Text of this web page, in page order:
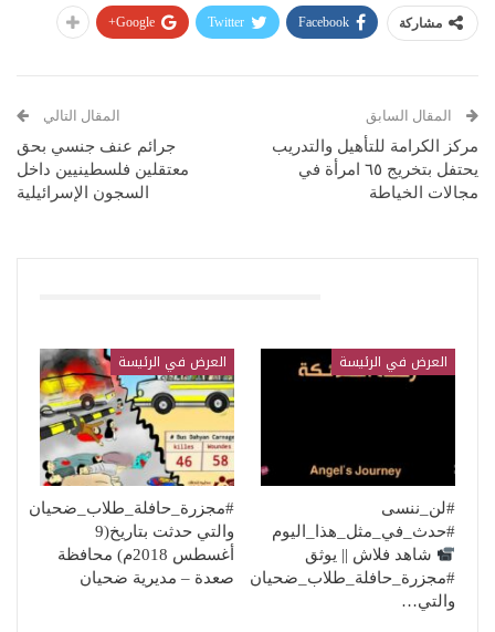
مشاركة Facebook
Twitter
Google+
المقال السابق
مركز الكرامة للتأهيل والتدريب
يحتفل بتخريج ٦٥ امرأة في
مجالات الخياطة
المقال التالي
جرائم عنف جنسي بحق
معتقلين فلسطينيين داخل
السجون الإسرائيلية
العرض في الرئيسة
#لن_ننسى
#حدث_في_مثل_هذا_اليوم
شاهد فلاش || يوثق
#مجزرة_حافلة_طلاب_ضحيان
والتي…
العرض في الرئيسة
#مجزرة_حافلة_طلاب_ضحيان
والتي حدثت بتاريخ(9
أغسطس 2018م) محافظة
صعدة – مديرية ضحيان